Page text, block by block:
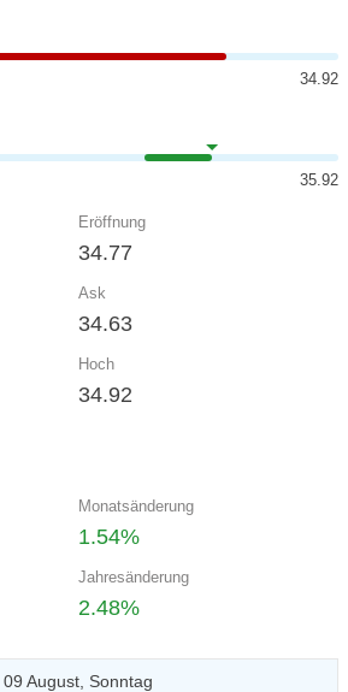
34.92
35.92
Eröffnung
34.77
Ask
34.63
Hoch
34.92
Monatsänderung
1.54%
Jahresänderung
2.48%
09 August, Sonntag